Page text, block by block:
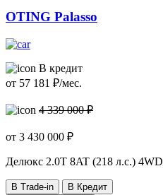
OTING Palasso
В кредит
от 57 181 ₽/мес.
4 339 000 ₽
от 3 430 000 ₽
Делюкс 2.0T 8AT (218 л.с.) 4WD
В Trade-in
В Кредит